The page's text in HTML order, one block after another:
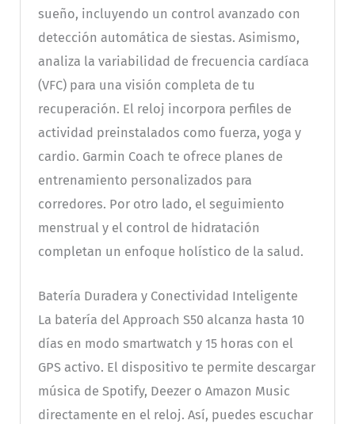
sueño, incluyendo un control avanzado con
detección automática de siestas. Asimismo,
analiza la variabilidad de frecuencia cardíaca
(VFC) para una visión completa de tu
recuperación. El reloj incorpora perfiles de
actividad preinstalados como fuerza, yoga y
cardio. Garmin Coach te ofrece planes de
entrenamiento personalizados para
corredores. Por otro lado, el seguimiento
menstrual y el control de hidratación
completan un enfoque holístico de la salud.
Batería Duradera y Conectividad Inteligente
La batería del Approach S50 alcanza hasta 10
días en modo smartwatch y 15 horas con el
GPS activo. El dispositivo te permite descargar
música de Spotify, Deezer o Amazon Music
directamente en el reloj. Así, puedes escuchar